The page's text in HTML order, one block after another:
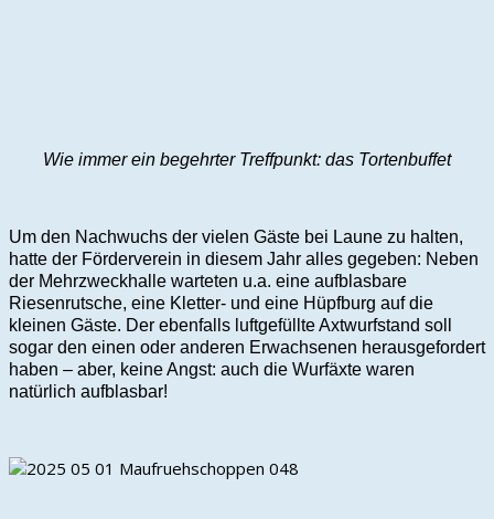
Wie immer ein begehrter Treffpunkt: das Tortenbuffet
Um den Nachwuchs der vielen Gäste bei Laune zu halten,
hatte der Förderverein in diesem Jahr alles gegeben: Neben
der Mehrzweckhalle warteten u.a. eine aufblasbare
Riesenrutsche, eine Kletter- und eine Hüpfburg auf die
kleinen Gäste. Der ebenfalls luftgefüllte Axtwurfstand soll
sogar den einen oder anderen Erwachsenen herausgefordert
haben – aber, keine Angst: auch die Wurfäxte waren
natürlich aufblasbar!